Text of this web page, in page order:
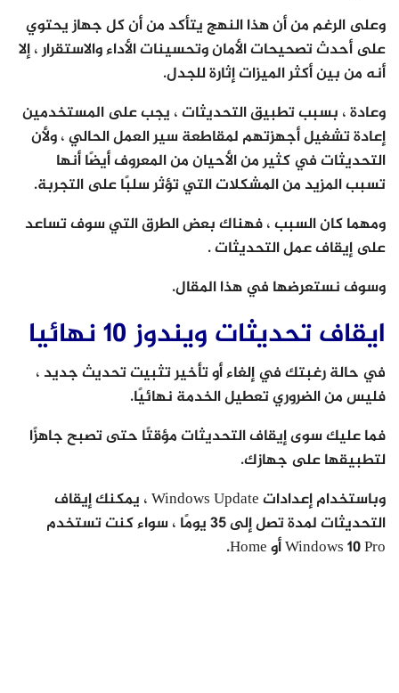
وعلى الرغم من أن هذا النهج يتأكد من أن كل جهاز يحتوي
على أحدث تصحيحات الأمان وتحسينات الأداء والاستقرار ، إلا
أنه من بين أكثر الميزات إثارة للجدل.
وعادة ، بسبب تطبيق التحديثات ، يجب على المستخدمين
إعادة تشغيل أجهزتهم لمقاطعة سير العمل الحالي ، ولأن
التحديثات في كثير من الأحيان من المعروف أيضًا أنها
تسبب المزيد من المشكلات التي تؤثر سلبًا على التجربة.
ومهما كان السبب ، فهناك بعض الطرق التي سوف تساعد
على إيقاف عمل التحديثات .
وسوف نستعرضها في هذا المقال.
ايقاف تحديثات ويندوز 10 نهائيا
في حالة رغبتك في إلغاء أو تأخير تثبيت تحديث جديد ،
فليس من الضروري تعطيل الخدمة نهائيًا.
فما عليك سوى إيقاف التحديثات مؤقتًا حتى تصبح جاهزًا
لتطبيقها على جهازك.
وباستخدام إعدادات Windows Update ، يمكنك إيقاف
التحديثات لمدة تصل إلى 35 يومًا ، سواء كنت تستخدم
Windows 10 Pro أو Home.